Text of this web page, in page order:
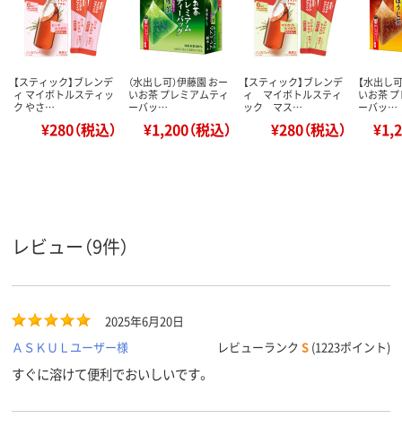
【スティック】ブレンデ
ィ マイボトルスティッ
ク やさ…
¥280（税込）
（水出し可）伊藤園 おー
いお茶 プレミアムティ
ーバッ…
¥1,200（税込）
【スティック】ブレンデ
ィ マイボトルスティ
ック マス…
¥280（税込）
【水出し
いお茶
ーバッ…
レビュー（9件）
2025年6月20日
ＡＳＫＵＬユーザー様
レビューランク S (1223ポイント)
すぐに溶けて便利でおいしいです。